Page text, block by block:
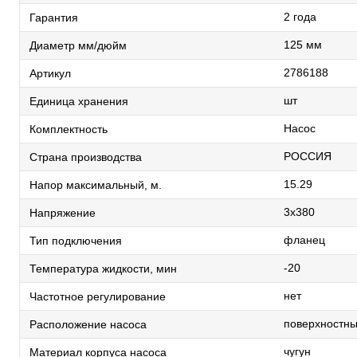
Гарантия 2 года
Диаметр мм/дюйм 125 мм
Артикул 2786188
Единица хранения шт
Комплектность Насос
Страна производства РОССИЯ
Напор максимальный, м. 15.29
Напряжение 3х380
Тип подключения фланец
Температура жидкости, мин -20
Частотное регулирование нет
Расположение насоса
Материал корпуса насоса чугун